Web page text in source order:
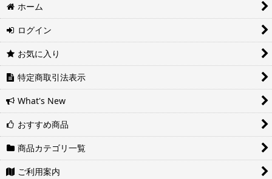
エアーポール AVラックセット
エアーポール バイクハンガー
エアーポール 棚板
WOODY(ウッディ) オプションパーツ
ヒガシポールシステム 金具セット
ヒガシポールシステム オプションパーツ
日時指定は4日後以降の指定となります。それ以前の日時指定をご希
望の場合は備考欄に記入をお願いします。
■地域ごとの最短配達日時について
い。
ヤマト運輸サービスレベル一覧表(PDF)
西濃運輸サービスレベル一覧表(PDF)
ホーム
ログイン
お気に入り
特定商取引法表示
What's New
おすすめ商品
商品カテゴリ一覧
ご利用案内